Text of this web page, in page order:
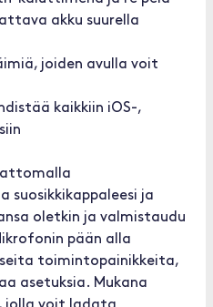
akku suurella
joiden avulla voit
kaikkiin iOS-,
suosikkikappaleesi ja
oletkin ja valmistaudu
pään alla
toimintopainikkeita,
asetuksia. Mukana